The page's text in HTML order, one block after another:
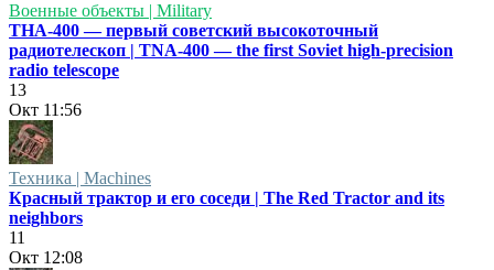
Военные объекты | Military
ТНА-400 — первый советский высокоточный
радиотелескоп | TNA-400 — the first Soviet high-precision
radio telescope
13
Окт 11:56
Техника | Machines
Красный трактор и его соседи | The Red Tractor and its
neighbors
11
Окт 12:08